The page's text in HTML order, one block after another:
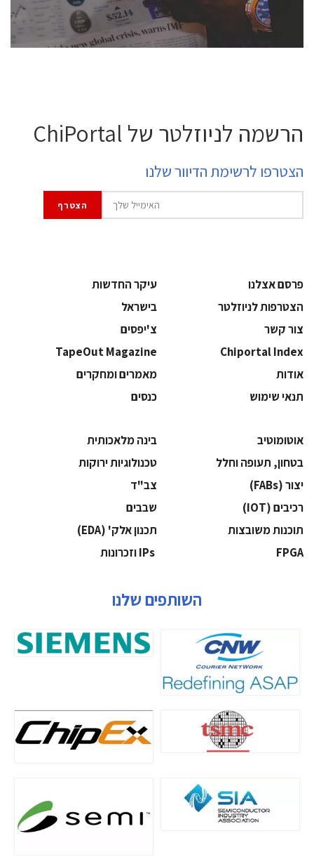
לחץ לפרטים
הרשמה לניוזלטר של ChiPortal
הצטרפו לרשימת הדיוור שלנו
פרסם אצלנו
עיקר החדשות
הצטרפות לניוזלטר
בישראל
צור קשר
צ'יפסים
Chiportal Index
TapeOut Magazine
אודות
מאמרים ומחקרים
תנאי שימוש
כנסים
אוטומוטיב
בינה מלאכותית
בטחון, תעופה וחלל
‫טכנולוגיות ירוקות‬
‫יצור (‪(FABs‬‬
‫צב"ד‬
‫רכיבים‬ (IOT)
‫שבבים‬
‫תוכנות משובצות‬
‫תכנון אלק' (‪(EDA‬‬
‫‪FPGA‬‬
השותפים שלנו